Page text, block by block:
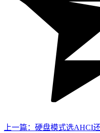
上一篇：硬盘模式选AHCI